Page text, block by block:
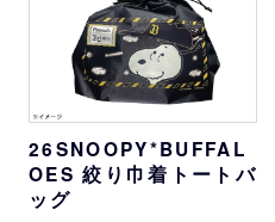
26SNOOPY*BUFFAL
OES 絞り巾着トートバ
ッグ